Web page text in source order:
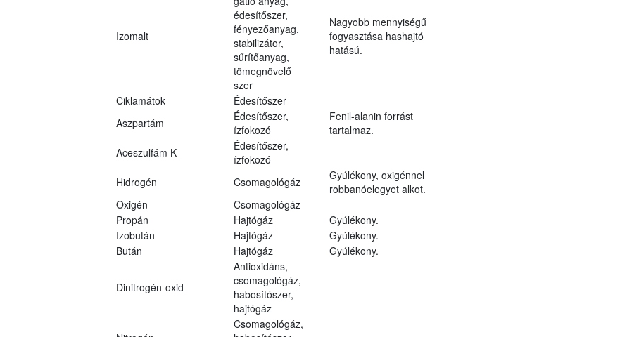
Izomalt
édesítőszer,
fényezőanyag,
stabilizátor,
sűrítőanyag,
tömegnövelő
szer
Nagyobb mennyiségű
fogyasztása hashajtó
hatású.
Ciklamátok
Édesítőszer
Aszpartám
Édesítőszer,
ízfokozó
Fenil-alanin forrást
tartalmaz.
Aceszulfám K
Édesítőszer,
ízfokozó
Hidrogén Csomagológáz
Gyúlékony, oxigénnel
robbanóelegyet alkot.
Oxigén
Csomagológáz
Propán Hajtógáz
Gyúlékony.
Izobután Hajtógáz
Gyúlékony.
Bután Hajtógáz Gyúlékony.
Dinitrogén-oxid
Antioxidáns,
csomagológáz,
habosítószer,
hajtógáz
Csomagológáz,